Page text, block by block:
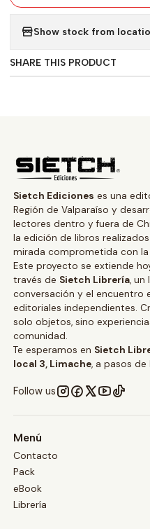
Show stock from
SHARE THIS PRODUCT
Sietch Ediciones es una
Región de Valparaíso y
lectores dentro y fuera de
la edición de libros
mirada comprometida con
Este proyecto se extiende
través de Sietch Librería, un
conversación y el encuentro
editoriales independientes.
solo objetos, sino
comunidad.
Te esperamos en Sietch
local 3, Limache, a pasos de
Follow us
Menú
Contacto
Pack
eBook
Librería